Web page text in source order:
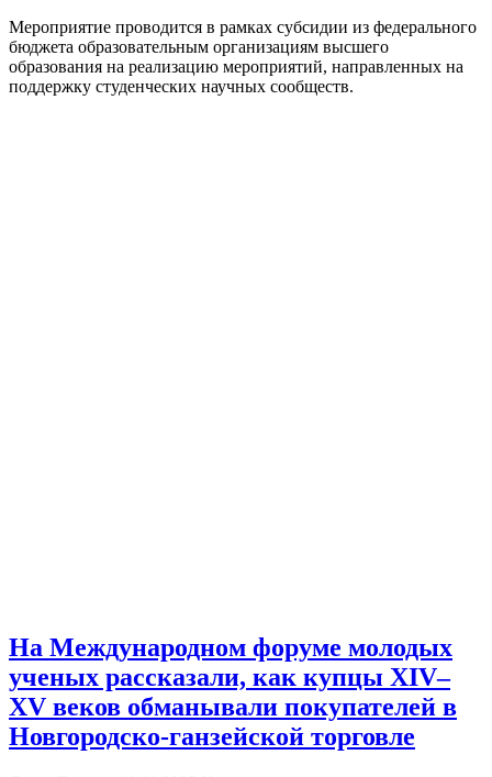
Мероприятие проводится в рамках субсидии из федерального
бюджета образовательным организациям высшего
образования на реализацию мероприятий, направленных на
поддержку студенческих научных сообществ.
На Международном форуме молодых
ученых рассказали, как купцы XIV–
XV веков обманывали покупателей в
Новгородско-ганзейской торговле